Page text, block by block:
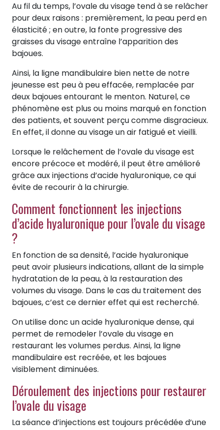
Au fil du temps, l’ovale du visage tend à se relâcher
pour deux raisons : premièrement, la peau perd en
élasticité ; en outre, la fonte progressive des
graisses du visage entraîne l’apparition des
bajoues.
Ainsi, la ligne mandibulaire bien nette de notre
jeunesse est peu à peu effacée, remplacée par
deux bajoues entourant le menton. Naturel, ce
phénomène est plus ou moins marqué en fonction
des patients, et souvent perçu comme disgracieux.
En effet, il donne au visage un air fatigué et vieilli.
Lorsque le relâchement de l’ovale du visage est
encore précoce et modéré, il peut être amélioré
grâce aux injections d’acide hyaluronique, ce qui
évite de recourir à la chirurgie.
Comment fonctionnent les injections
d’acide hyaluronique pour l’ovale du visage
?
En fonction de sa densité, l’acide hyaluronique
peut avoir plusieurs indications, allant de la simple
hydratation de la peau, à la restauration des
volumes du visage. Dans le cas du traitement des
bajoues, c’est ce dernier effet qui est recherché.
On utilise donc un acide hyaluronique dense, qui
permet de remodeler l’ovale du visage en
restaurant les volumes perdus. Ainsi, la ligne
mandibulaire est recréée, et les bajoues
visiblement diminuées.
Déroulement des injections pour restaurer
l’ovale du visage
La séance d’injections est toujours précédée d’une